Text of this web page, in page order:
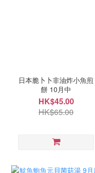
日本脆卜卜非油炸小魚煎
餅 10月中
HK$45.00
HK$65.00